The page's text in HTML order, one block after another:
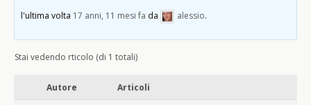
l'ultima volta 17 anni, 11 mesi fa da alessio.
Stai vedendo rticolo (di 1 totali)
Autore Articoli